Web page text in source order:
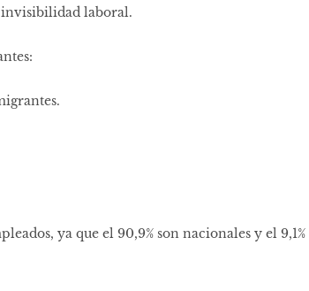
invisibilidad laboral.
ya que el 90,9% son nacionales y el 9,1%